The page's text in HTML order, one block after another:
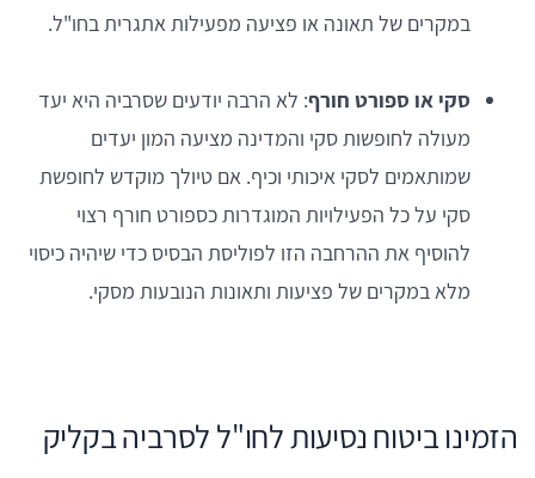
במקרים של תאונה או פציעה מפעילות אתגרית בחו"ל.
סקי או ספורט חורף: לא הרבה יודעים שסרביה היא יעד
מעולה לחופשות סקי והמדינה מציעה המון יעדים
שמותאמים לסקי איכותי וכיף. אם טיולך מוקדש לחופשת
סקי על כל הפעילויות המוגדרות כספורט חורף רצוי
להוסיף את ההרחבה הזו לפוליסת הבסיס כדי שיהיה כיסוי
מלא במקרים של פציעות ותאונות הנובעות מסקי.
הזמינו ביטוח נסיעות לחו"ל לסרביה בקליק